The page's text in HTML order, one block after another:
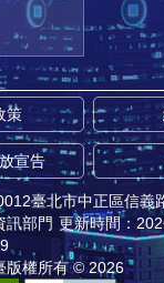
策
宣告
臺北市中正區信義
訊部門 更新時間：
版權所有 © 2026